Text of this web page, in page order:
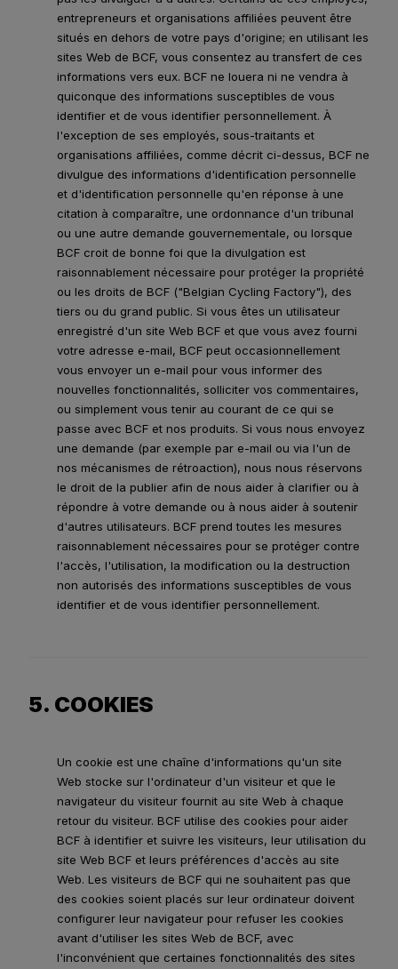
entrepreneurs et organisations affiliées peuvent être
situés en dehors de votre pays d'origine; en utilisant les
sites Web de BCF, vous consentez au transfert de ces
informations vers eux. BCF ne louera ni ne vendra à
quiconque des informations susceptibles de vous
identifier et de vous identifier personnellement. À
l'exception de ses employés, sous-traitants et
organisations affiliées, comme décrit ci-dessus, BCF ne
divulgue des informations d'identification personnelle
et d'identification personnelle qu'en réponse à une
citation à comparaître, une ordonnance d'un tribunal
ou une autre demande gouvernementale, ou lorsque
BCF croit de bonne foi que la divulgation est
raisonnablement nécessaire pour protéger la propriété
ou les droits de BCF ("Belgian Cycling Factory"), des
tiers ou du grand public. Si vous êtes un utilisateur
enregistré d'un site Web BCF et que vous avez fourni
votre adresse e-mail, BCF peut occasionnellement
vous envoyer un e-mail pour vous informer des
nouvelles fonctionnalités, solliciter vos commentaires,
ou simplement vous tenir au courant de ce qui se
passe avec BCF et nos produits. Si vous nous envoyez
une demande (par exemple par e-mail ou via l'un de
nos mécanismes de rétroaction), nous nous réservons
le droit de la publier afin de nous aider à clarifier ou à
répondre à votre demande ou à nous aider à soutenir
d'autres utilisateurs. BCF prend toutes les mesures
raisonnablement nécessaires pour se protéger contre
l'accès, l'utilisation, la modification ou la destruction
non autorisés des informations susceptibles de vous
identifier et de vous identifier personnellement.
5. COOKIES
Un cookie est une chaîne d'informations qu'un site
Web stocke sur l'ordinateur d'un visiteur et que le
navigateur du visiteur fournit au site Web à chaque
retour du visiteur. BCF utilise des cookies pour aider
BCF à identifier et suivre les visiteurs, leur utilisation du
site Web BCF et leurs préférences d'accès au site
Web. Les visiteurs de BCF qui ne souhaitent pas que
des cookies soient placés sur leur ordinateur doivent
configurer leur navigateur pour refuser les cookies
avant d'utiliser les sites Web de BCF, avec
l'inconvénient que certaines fonctionnalités des sites